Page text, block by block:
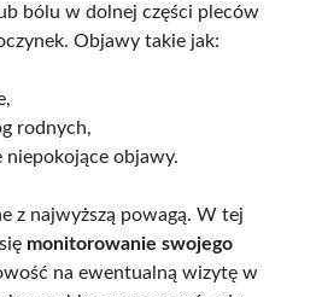
bólu w dolnej części pleców
Objawy takie jak:
rodnych,
niepokojące objawy.
z najwyższą powagą. W tej
monitorowanie swojego
na ewentualną wizytę w